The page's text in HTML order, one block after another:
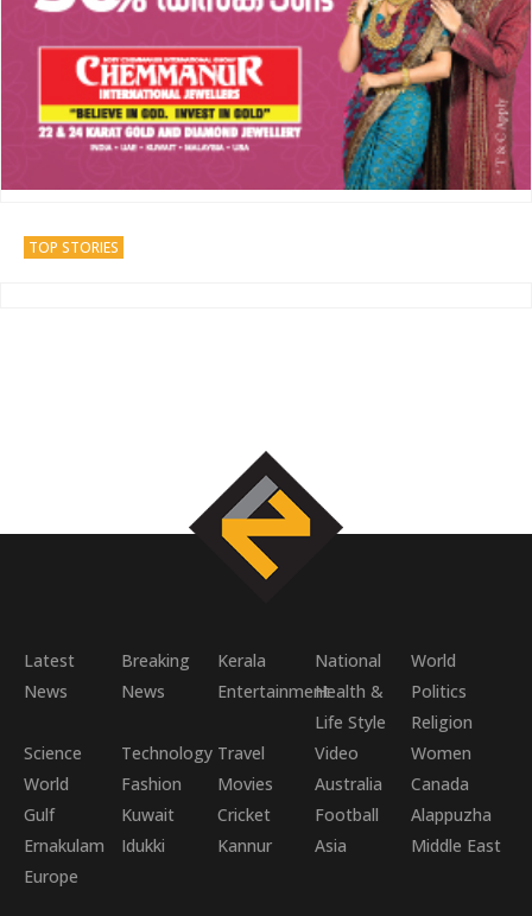
TOP STORIES
Latest
News
Breaking
News
Kerala National
World
EntertainmentHealth &
Life Style
Politics
Religion
Science
World
Technology Travel Video
Women
Fashion
Movies Australia
Canada
Gulf
Kuwait Cricket Football
Alappuzha
Ernakulam
Idukki Kannur Asia
Middle East
Europe